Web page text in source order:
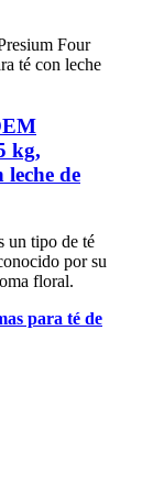
kg,
de
un tipo de té
por su
floral.
para té de